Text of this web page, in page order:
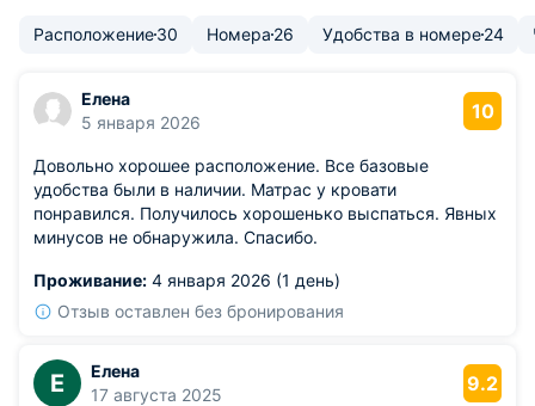
Расположение30 Номера 26 Удобства в номере24
Елена
5 января 2026
10
Довольно хорошее расположение. Все базовые
удобства были в наличии. Матрас у кровати
понравился. Получилось хорошенько выспаться. Явных
минусов не обнаружила. Спасибо.
Проживание: 4 января 2026 (1 день)
Отзыв оставлен без бронирования
Е
Елена
17 августа 2025
9.2